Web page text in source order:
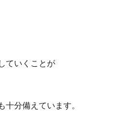
ていくことが
分備えています。